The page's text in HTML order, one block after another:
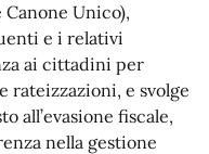
Unico),
e i relativi
ai cittadini per
e svolge
all’evasione fiscale,
nella gestione